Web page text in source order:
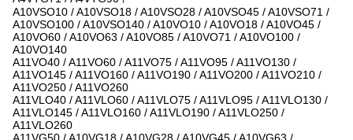
A10VSO10 / A10VSO18 / A10VSO28 / A10VSO45 / A10VSO71 /
A10VSO100 / A10VSO140 / A10VO10 / A10VO18 / A10VO45 /
A10VO60 / A10VO63 / A10VO85 / A10VO71 / A10VO100 /
A10VO140
A11VO40 / A11VO60 / A11VO75 / A11VO95 / A11VO130 /
A11VO145 / A11VO160 / A11VO190 / A11VO200 / A11VO210 /
A11VO250 / A11VO260
A11VLO40 / A11VLO60 / A11VLO75 / A11VLO95 / A11VLO130 /
A11VLO145 / A11VLO160 / A11VLO190 / A11VLO250 /
A11VLO260